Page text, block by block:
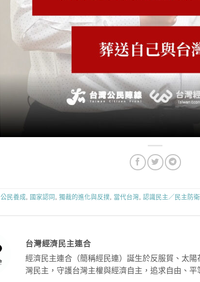
公民養成 國家認同 獨裁的進化與反撲 當代台灣 認識民主／民主防衛
台灣經濟民主連合
經濟民主連合（簡稱經民連）誕生於反服貿、太
灣民主，守護台灣主權與經濟自主，追求自由、平